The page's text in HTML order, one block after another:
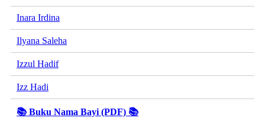
Inara Irdina
Ilyana Saleha
Izzul Hadif
Izz Hadi
📚 Buku Nama Bayi (PDF) 📚